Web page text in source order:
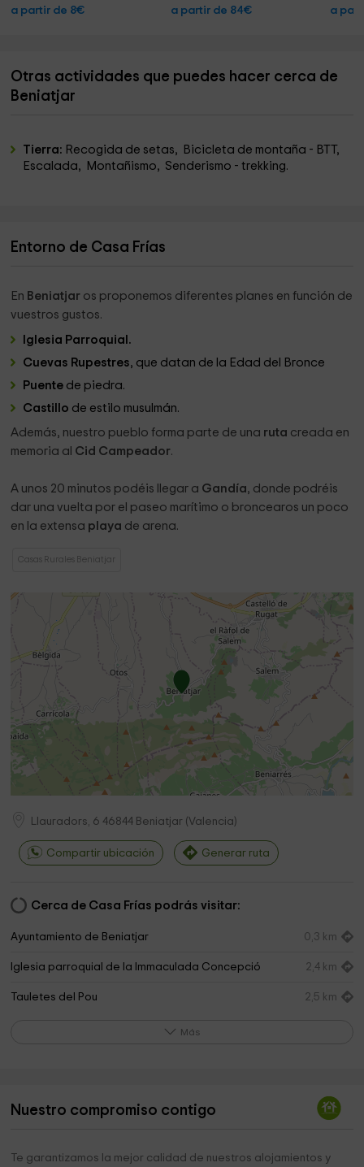
a partir de 8€ a partir de 84€ a
Otras actividades que puedes hacer cerca de
Beniatjar
Tierra: Recogida de setas, Bicicleta de montaña - BTT,
Escalada, Montañismo, Senderismo - trekking.
Entorno de Casa Frías
En Beniatjar os proponemos diferentes planes en función de
vuestros gustos.
Iglesia Parroquial.
Cuevas Rupestres, que datan de la Edad del Bronce
Puente de piedra.
Castillo de estilo musulmán.
Además, nuestro pueblo forma parte de una ruta creada en
memoria al Cid Campeador.
A unos 20 minutos podéis llegar a Gandía, donde podréis
dar una vuelta por el paseo marítimo o broncearos un poco
en la extensa playa de arena.
Casas Rurales Beniatjar
Llauradors, 6 46844 Beniatjar (Valencia)
Compartir ubicación Generar ruta
Cerca de Casa Frías podrás visitar:
Ayuntamiento de Beniatjar 0,3 km
Iglesia parroquial de la Immaculada Concepció 2,4 km
Tauletes del Pou 2,5 km
circuito actividad fisica Rafol de Salem
Ermita de Sant Francisco de Paula 3,1 km
Más
Nuestro compromiso contigo
Te garantizamos la mejor calidad de nuestros alojamientos y